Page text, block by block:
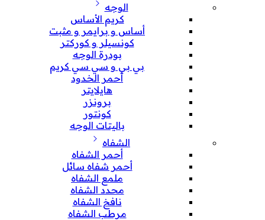
الوجه
كريم الأساس
أساس و برايمر و مثبت
كونسيلر و كوركتر
بودرة الوجه
بي بي و سي سي كريم
أحمر الخدود
هايلايتر
برونزر
كونتور
باليتات الوجه
الشفاه
أحمر الشفاه
أحمر شفاه سائل
ملمع الشفاه
محدد الشفاه
نافخ الشفاه
مرطب الشفاه